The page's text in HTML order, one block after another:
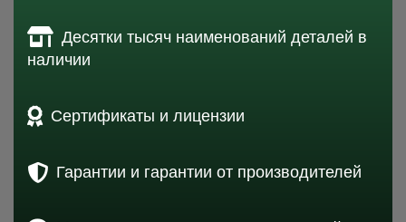
Десятки тысяч наименований деталей в
наличии
Сертификаты и лицензии
Гарантии и гарантии от производителей